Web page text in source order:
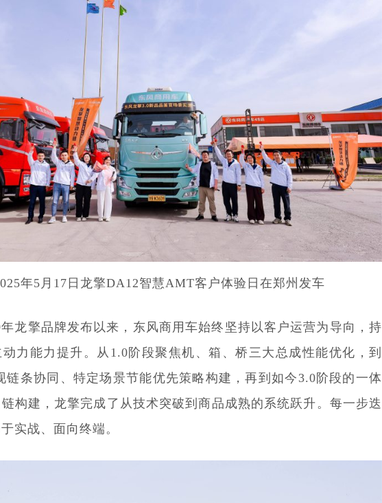
年5月17日龙擎DA12智慧AMT客户体验日在郑州发车
年龙擎品牌发布以来，东风商用车始终坚持以客户运营为导向，持
力能力提升。从1.0阶段聚焦机、箱、桥三大总成性能优化，到
链条协同、特定场景节能优先策略构建，再到如今3.0阶段的一体
构建，龙擎完成了从技术突破到商品成熟的系统跃升。每一步迭
实战、面向终端。